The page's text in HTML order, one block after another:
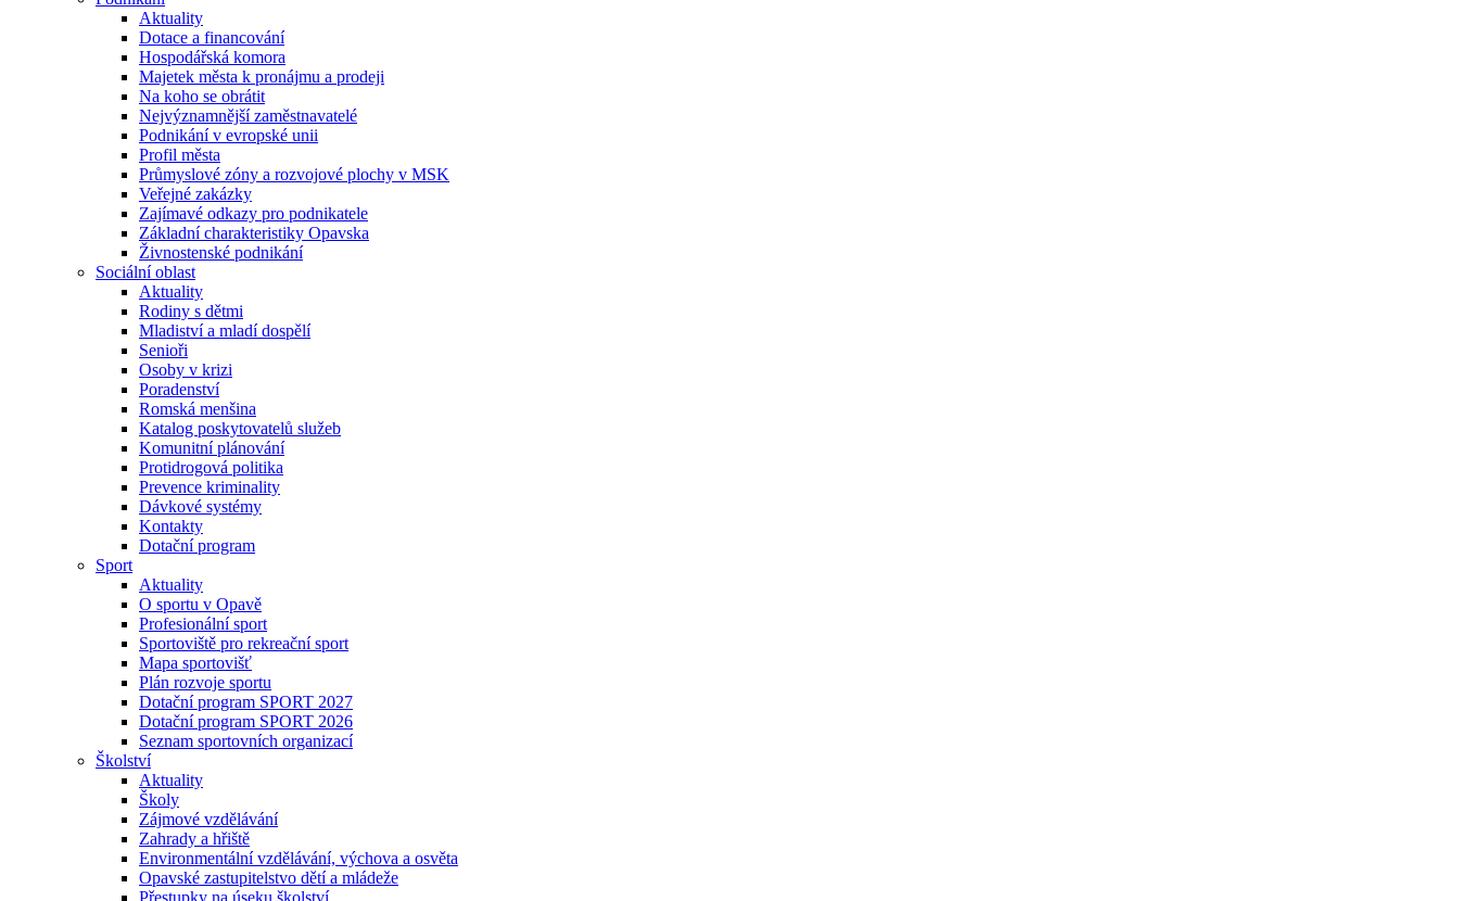
Aktuality
Dotace a financování
Hospodářská komora
Majetek města k pronájmu a prodeji
Na koho se obrátit
Nejvýznamnější zaměstnavatelé
Podnikání v evropské unii
Profil města
Průmyslové zóny a rozvojové plochy v MSK
Veřejné zakázky
Zajímavé odkazy pro podnikatele
Základní charakteristiky Opavska
Živnostenské podnikání
Sociální oblast
Aktuality
Rodiny s dětmi
Mladiství a mladí dospělí
Senioři
Osoby v krizi
Poradenství
Romská menšina
Katalog poskytovatelů služeb
Komunitní plánování
Protidrogová politika
Prevence kriminality
Dávkové systémy
Kontakty
Dotační program
Sport
Aktuality
O sportu v Opavě
Profesionální sport
Sportoviště pro rekreační sport
Mapa sportovišť
Plán rozvoje sportu
Dotační program SPORT 2027
Dotační program SPORT 2026
Seznam sportovních organizací
Školství
Aktuality
Školy
Zájmové vzdělávání
Zahrady a hřiště
Environmentální vzdělávání, výchova a osvěta
Opavské zastupitelstvo dětí a mládeže